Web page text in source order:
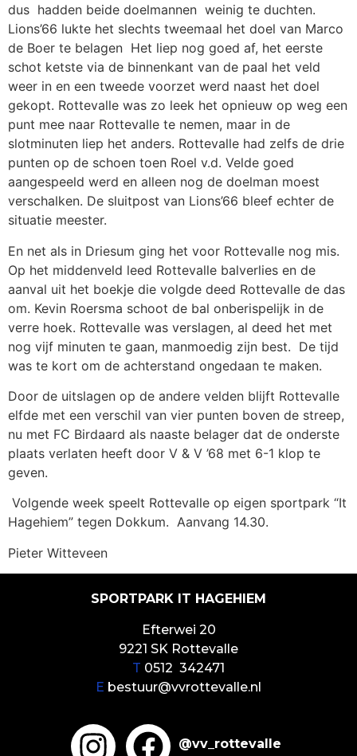
dus hadden beide doelmannen weinig te duchten.
Lions’66 lukte het slechts tweemaal het doel van Marco
de Boer te belagen Het liep nog goed af, het eerste
schot ketste via de binnenkant van de paal het veld
weer in en een tweede voorzet werd naast het doel
gekopt. Rottevalle was zo leek het opnieuw op weg een
punt mee naar Rottevalle te nemen, maar in de
slotminuten liep het anders. Rottevalle had zelfs de drie
punten op de schoen toen Roel v.d. Velde goed
aangespeeld werd en alleen nog de doelman moest
verschalken. De sluitpost van Lions’66 bleef echter de
situatie meester.
En net als in Driesum ging het voor Rottevalle nog mis.
Op het middenveld leed Rottevalle balverlies en de
aanval uit het boekje die volgde deed Rottevalle de das
om. Kevin Roersma schoot de bal onberispelijk in de
verre hoek. Rottevalle was verslagen, al deed het met
nog vijf minuten te gaan, manmoedig zijn best. De tijd
was te kort om de achterstand ongedaan te maken.
Door de uitslagen op de andere velden blijft Rottevalle
elfde met een verschil van vier punten boven de streep,
nu met FC Birdaard als naaste belager dat de onderste
plaats verlaten heeft door V & V ’68 met 6-1 klop te
geven.
Volgende week speelt Rottevalle op eigen sportpark “It
Hagehiem” tegen Dokkum. Aanvang 14.30.
Pieter Witteveen
SPORTPARK IT HAGEHIEM
Efterwei 20
9221 SK Rottevalle
T 0512 342471
E bestuur@vvrottevalle.nl
@vv_rottevalle